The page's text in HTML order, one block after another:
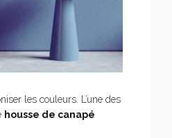
les couleurs. L’une des
housse de canapé